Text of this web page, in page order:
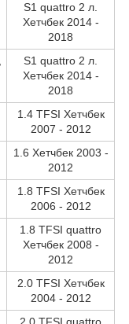
S1 quattro 2 л.
Хетчбек 2014 -
2018
S1 quattro 2 л.
Хетчбек 2014 -
2018
1.4 TFSI Хетчбек
2007 - 2012
1.6 Хетчбек 2003 -
2012
1.8 TFSI Хетчбек
2006 - 2012
1.8 TFSI quattro
Хетчбек 2008 -
2012
2.0 TFSI Хетчбек
2004 - 2012
2.0 TFSI quattro